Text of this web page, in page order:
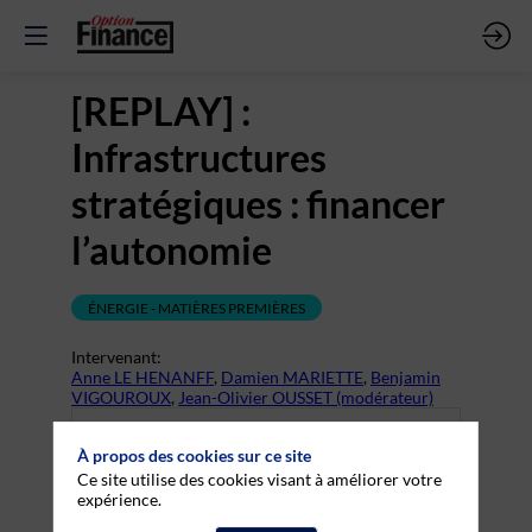
[REPLAY] :
Infrastructures
stratégiques : financer
l’autonomie
ÉNERGIE - MATIÈRES PREMIÈRES
Intervenant:
Anne LE HENANFF, Damien MARIETTE, Benjamin
VIGOUROUX, Jean-Olivier OUSSET (modérateur)
cette fonctionnalité
À propos des cookies sur ce site
Ce site utilise des cookies visant à améliorer votre
expérience.